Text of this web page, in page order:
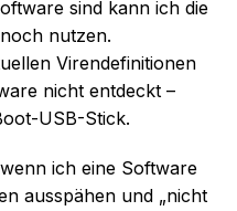
sind kann ich die
nutzen.
Virendefinitionen
nicht entdeckt –
USB-Stick.
ich eine Software
ausspähen und „nicht